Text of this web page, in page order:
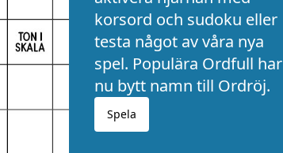
korsord och sudoku eller
testa något av våra nya
spel. Populära Ordfull har
nu bytt namn till Ordröj.
Spela